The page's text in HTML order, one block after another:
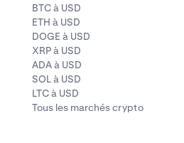
BTC à USD
ETH à USD
DOGE à USD
XRP à USD
ADA à USD
SOL à USD
LTC à USD
Tous les marchés crypto